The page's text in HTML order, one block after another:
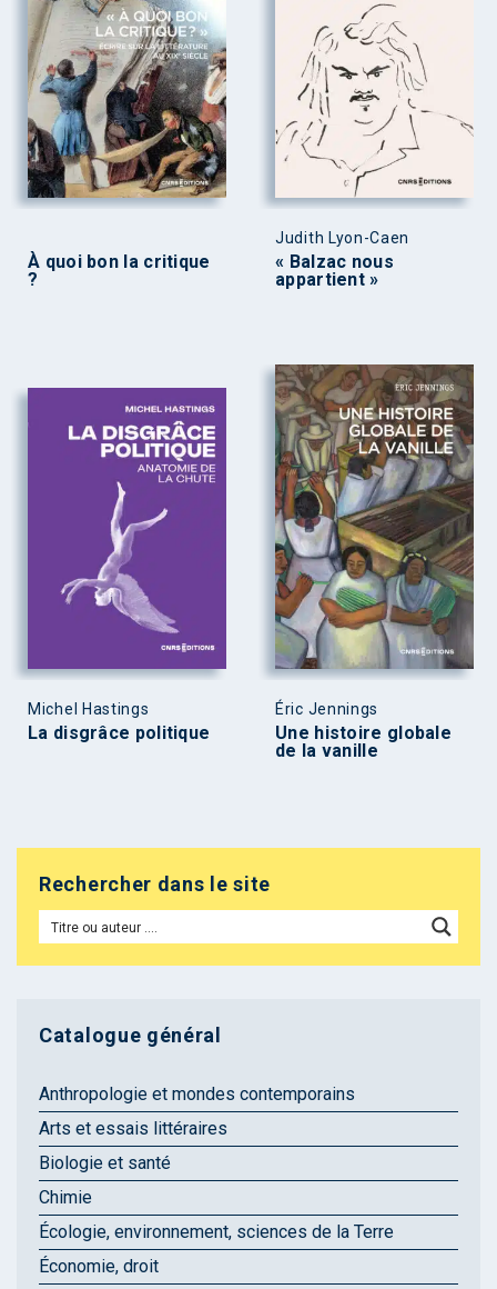
À quoi bon la critique
?
Judith Lyon-Caen
« Balzac nous
appartient »
Michel Hastings
La disgrâce politique
Éric Jennings
Une histoire globale
de la vanille
Rechercher dans le site
Catalogue général
Anthropologie et mondes contemporains
Arts et essais littéraires
Biologie et santé
Chimie
Écologie, environnement, sciences de la Terre
Économie, droit